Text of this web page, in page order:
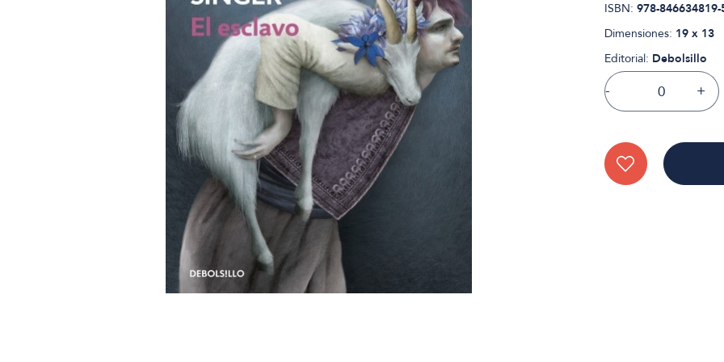
ISBN: 978-846634819-
Dimensiones: 19 x 13
Editorial: Debolsillo
- +